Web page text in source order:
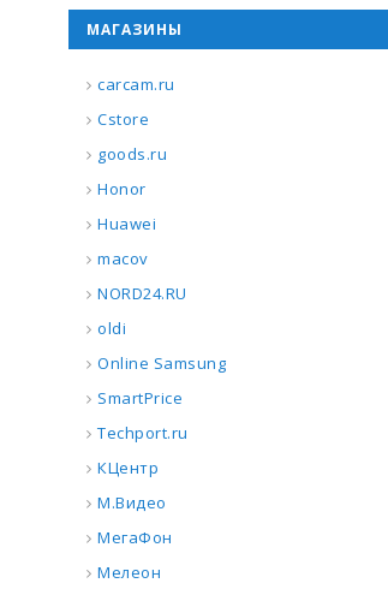
МАГАЗИНЫ
carcam.ru
Cstore
goods.ru
Honor
Huawei
macov
NORD24.RU
oldi
Online Samsung
SmartPrice
Techport.ru
КЦентр
М.Видео
МегаФон
Мелеон